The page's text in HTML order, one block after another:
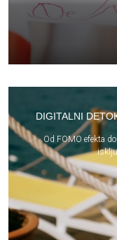
DIGITALNI
Od FOMO efekta